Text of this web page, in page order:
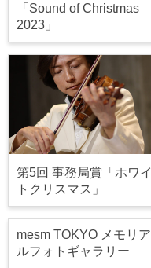
「Sound of Christmas
2023」
第5回 事務局賞「ホワイ
トクリスマス」
mesm TOKYO メモリア
ルフォトギャラリー